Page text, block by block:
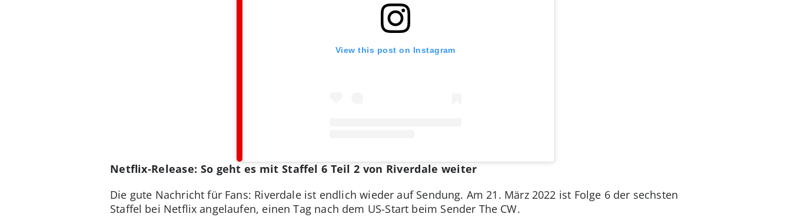
View this post on Instagram
Netflix-Release: So geht es mit Staffel 6 Teil 2 von Riverdale weiter
Die gute Nachricht für Fans: Riverdale ist endlich wieder auf Sendung. Am 21. März 2022 ist Folge 6 der sechsten
Staffel bei Netflix angelaufen, einen Tag nach dem US-Start beim Sender The CW.